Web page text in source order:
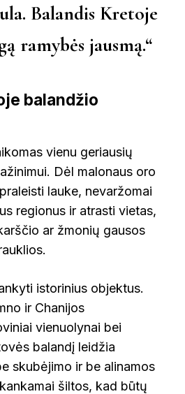
Balandis Kretoje
ramybės jausmą.“
balandžio
vienu geriausių
Dėl malonaus oro
lauke, nevaržomai
regionus ir atrasti vietas,
ar žmonių gausos
istorinius objektus.
ir Chanijos
vienuolynai bei
balandį leidžia
skubėjimo ir be alinamos
šiltos, kad būtų